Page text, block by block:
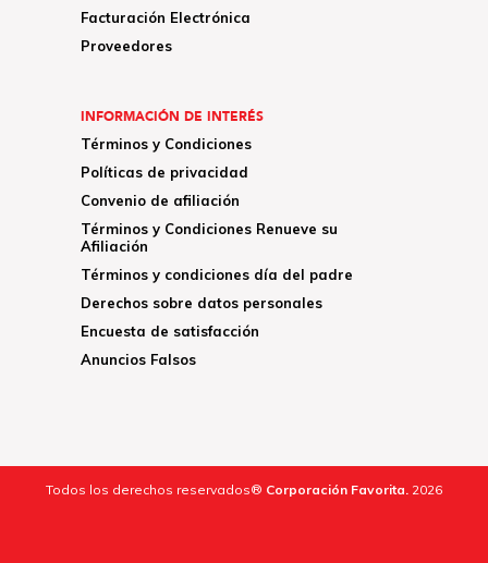
Facturación Electrónica
Proveedores
INFORMACIÓN DE INTERÉS
Términos y Condiciones
Políticas de privacidad
Convenio de afiliación
Términos y Condiciones Renueve su
Afiliación
Términos y condiciones día del padre
Derechos sobre datos personales
Encuesta de satisfacción
Anuncios Falsos
Todos los derechos reservados® Corporación Favorita. 2026